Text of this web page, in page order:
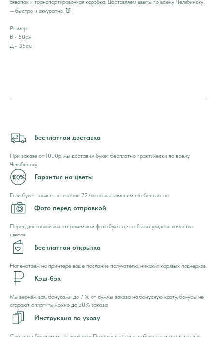
аквапак и транспортировочная коробка. Доставляем цветы по всему Челябинску
— быстро и аккуратно. 🍑
Размер:
В - 50см
Д - 35см
Бесплатная доставка
При заказе от 1000р, мы доставим букет бесплатно практически по всему
Челябинску
Гарантия на цветы
Если букет завянет в течении 72 часов мы заменим его бесплатно
Фото перед отправкой
Перед доставкой мы отправим вам фото букета, что бы вы увидели качество
цветов
Бесплатная открытка
Напечатаем на принтере ваше послание получателю, никаких корявых подчерков.
Кэш-бэк
Мы вернём вам бонусами до 7 % от суммы заказа на бонусную карту, бонусы не
сгорают, оплатить можно до 20% заказа
Инструкция по уходу